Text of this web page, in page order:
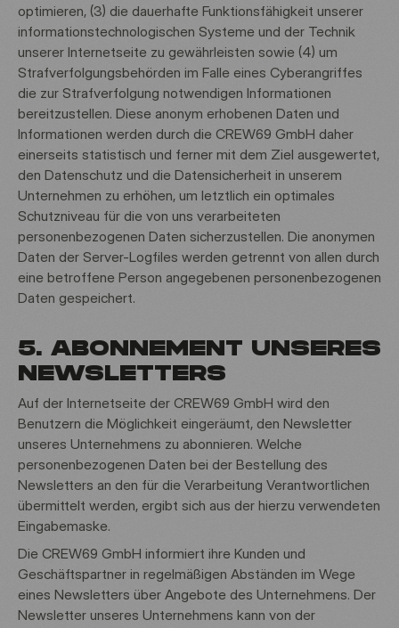
optimieren, (3) die dauerhafte Funktionsfähigkeit unserer
informationstechnologischen Systeme und der Technik
unserer Internetseite zu gewährleisten sowie (4) um
Strafverfolgungsbehörden im Falle eines Cyberangriffes
die zur Strafverfolgung notwendigen Informationen
bereitzustellen. Diese anonym erhobenen Daten und
Informationen werden durch die CREW69 GmbH daher
einerseits statistisch und ferner mit dem Ziel ausgewertet,
den Datenschutz und die Datensicherheit in unserem
Unternehmen zu erhöhen, um letztlich ein optimales
Schutzniveau für die von uns verarbeiteten
personenbezogenen Daten sicherzustellen. Die anonymen
Daten der Server-Logfiles werden getrennt von allen durch
eine betroffene Person angegebenen personenbezogenen
Daten gespeichert.
5. ABONNEMENT UNSERES
NEWSLETTERS
Auf der Internetseite der CREW69 GmbH wird den
Benutzern die Möglichkeit eingeräumt, den Newsletter
unseres Unternehmens zu abonnieren. Welche
personenbezogenen Daten bei der Bestellung des
Newsletters an den für die Verarbeitung Verantwortlichen
übermittelt werden, ergibt sich aus der hierzu verwendeten
Eingabemaske.
Die CREW69 GmbH informiert ihre Kunden und
Geschäftspartner in regelmäßigen Abständen im Wege
eines Newsletters über Angebote des Unternehmens. Der
Newsletter unseres Unternehmens kann von der